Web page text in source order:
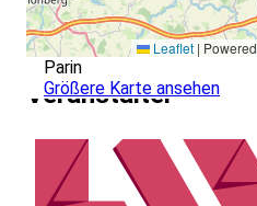
Leaflet |
Parin
Größere Karte ansehen
Veranstalter